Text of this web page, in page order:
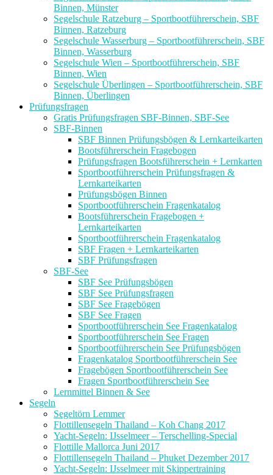
Binnen, Münster
Segelschule Ratzeburg – Sportbootführerschein, SBF
Binnen, Ratzeburg
Segelschule Wasserburg – Sportbootführerschein, SBF
Binnen, Wasserburg
Segelschule Wien – Sportbootführerschein, SBF
Binnen, Wien
Segelschule Überlingen – Sportbootführerschein, SBF
Binnen, Überlingen
Prüfungsfragen
Gratis Prüfungsfragen SBF-Binnen, SBF-See
SBF-Binnen
SBF Binnen Prüfungsbögen & Lernkarteikarten
Bootsführerschein Fragebogen
Prüfungsfragen Bootsführerschein + Lernkarten
Sportbootführerschein Prüfungsfragen &
Lernkarteikarten
Prüfungsbögen Binnen
Sportbootführerschein Fragenkatalog
Bootsführerschein Fragebogen +
Lernkarteikarten
Sportbootführerschein Fragenkatalog
SBF Fragen + Lernkarteikarten
SBF Prüfungsfragen
SBF-See
SBF See Prüfungsbögen
SBF See Prüfungsfragen
SBF See Fragebögen
SBF See Fragen
Sportbootführerschein See Fragenkatalog
Sportbootführerschein See Fragen
Sportbootführerschein See Prüfungsbögen
Fragenkatalog Sportbootführerschein See
Fragebögen Sportbootführerschein See
Fragen Sportbootführerschein See
Lernmittel Binnen & See
Segeln
Segeltörn Lemmer
Flottillensegeln Thailand – Koh Chang 2017
Yacht-Segeln: IJsselmeer – Terschelling-Special
Flottille Mallorca Juni 2017
Flottillensegeln Thailand – Phuket Dezember 2017
Yacht-Segeln: IJsselmeer mit Skippertraining